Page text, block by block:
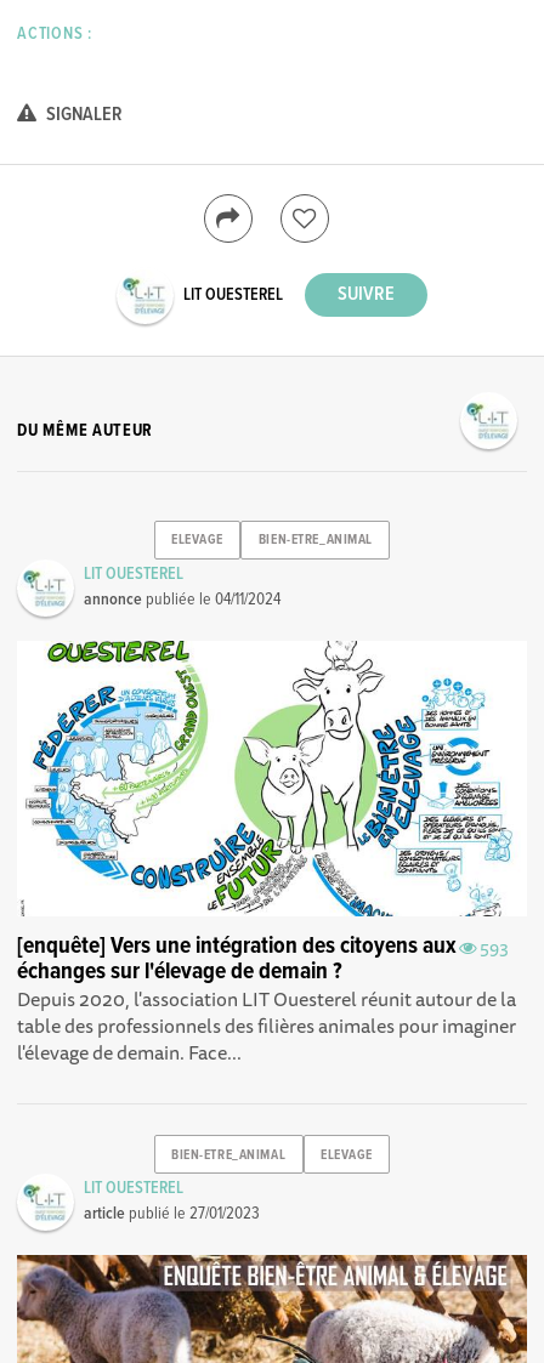
ACTIONS :
SIGNALER
LIT OUESTEREL
DU MÊME AUTEUR
ELEVAGE BIEN-ETRE_ANIMAL
LIT OUESTEREL
annonce publiée le04/11/2024
593
[enquête] Vers une intégration des citoyens aux
échanges sur l'élevage de demain ?
Depuis 2020, l'association LIT Ouesterel réunit autour de la
table des professionnels des filières animales pour imaginer
l'élevage de demain. Face...
BIEN-ETRE_ANIMAL ELEVAGE
LIT OUESTEREL
article publié le27/01/2023